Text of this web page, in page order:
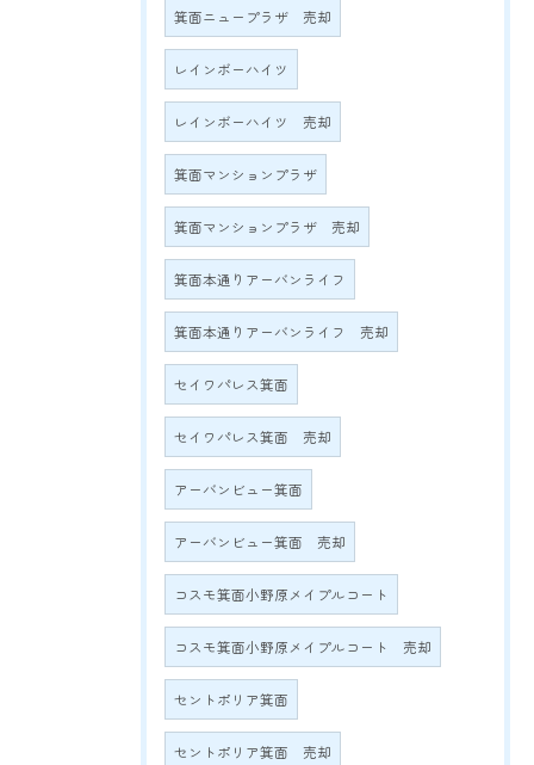
箕面ニュープラザ 売却
レインボーハイツ
レインボーハイツ 売却
箕面マンションプラザ
箕面マンションプラザ 売却
箕面本通りアーバンライフ
箕面本通りアーバンライフ 売却
セイワパレス箕面
セイワパレス箕面 売却
アーバンビュー箕面
アーバンビュー箕面 売却
コスモ箕面小野原メイプルコート
コスモ箕面小野原メイプルコート 売却
セントポリア箕面
セントポリア箕面 売却